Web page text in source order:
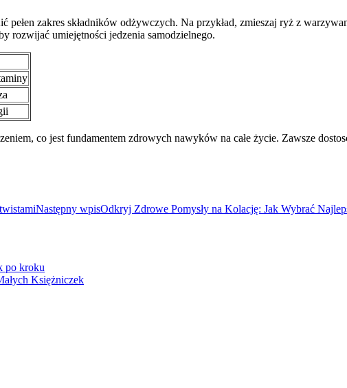
pełen zakres składników odżywczych. Na przykład, zmieszaj ryż z
rozwijać umiejętności jedzenia samodzielnego.
co jest fundamentem zdrowych nawyków na całe życie. Zawsze
Następny wpisOdkryj Zdrowe Pomysły na Kolację: Jak Wybrać
po kroku
Księżniczek